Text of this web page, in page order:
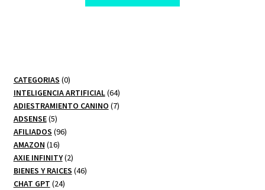
$ 200,00.$ 10,00.
CATEGORIAS 00
productos
INTELIGENCIA ARTIFICIAL 6464
productos
ADIESTRAMIENTO CANINO 77
ADSENSE 55
productos
AFILIADOS 9696
AMAZON 1616
productos
AXIE INFINITY 22
productos
BIENES Y RAICES 4646
CHAT GPT 2424